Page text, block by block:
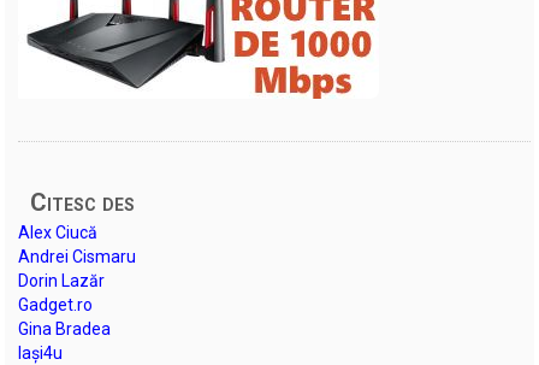
Citesc des
Alex Ciucă
Andrei Cismaru
Dorin Lazăr
Gadget.ro
Gina Bradea
Iași4u